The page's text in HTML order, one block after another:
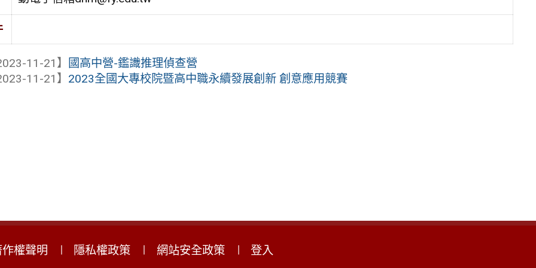
11-21】
國高中營-鑑識推理偵查營
11-21】 2023全國大專校院暨高中職永續發展創新 創意應用競賽
權聲明 隱私權政策 網站安全政策
登入